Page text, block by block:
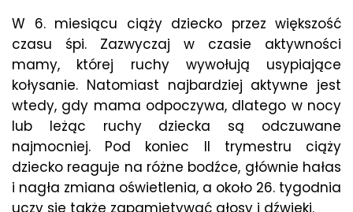
W 6. miesiącu ciąży dziecko przez większość
czasu śpi. Zazwyczaj w czasie aktywności
mamy, której ruchy wywołują usypiające
kołysanie. Natomiast najbardziej aktywne jest
wtedy, gdy mama odpoczywa, dlatego w nocy
lub leżąc ruchy dziecka są odczuwane
najmocniej. Pod koniec II trymestru ciąży
dziecko reaguje na różne bodźce, głównie hałas
i nagła zmiana oświetlenia, a około 26. tygodnia